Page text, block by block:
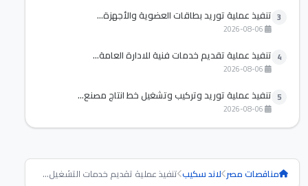
3 تنفيذ عملية توريد بطاقات العضوية والأجهزة...
4 تنفيذ عملية تقديم خدمات فنية للادارة العامة...
5 تنفيذ عملية توريد وتركيب وتشغيل خط انتاج مصنع...
مناقصات مصر لاند سكيب تنفيذ عملية تقديم خدمات التشغيل...